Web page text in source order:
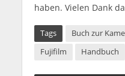
haben. Vielen Dank
Tags Buch zur
Fujifilm
Handbuch